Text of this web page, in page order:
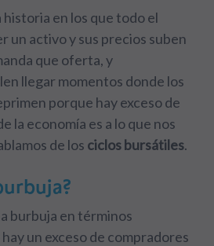
historia en los que todo el
un activo y sus precios suben
que oferta, y
llegar momentos donde los
porque hay exceso de
la economía es a lo que nos
de los ciclos bursátiles.
burbuja en términos
un exceso de compradores